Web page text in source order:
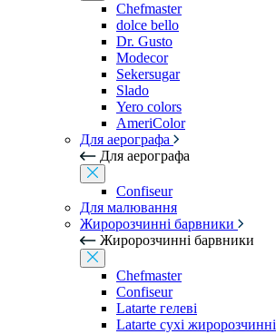
Chefmaster
dolce bello
Dr. Gusto
Modecor
Sekersugar
Slado
Yero colors
AmeriColor
Для аерографа
Для аерографа
Confiseur
Для малювання
Жиророзчинні барвники
Жиророзчинні барвники
Chefmaster
Confiseur
Latarte гелеві
Latarte сухі жиророзчинні